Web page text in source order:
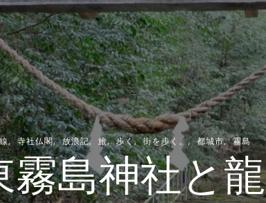
寺社仏閣 放浪記 旅 歩く 街を歩く。 都城市 霧島
霧島神社と龍